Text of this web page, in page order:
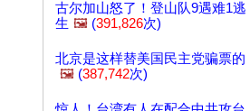
古尔加山怒了！登山队9遇难1逃
生 🖼️ (391,826次)
北京是这样替美国民主党骗票的
🖼️ (387,742次)